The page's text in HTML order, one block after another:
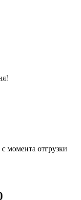
момента отгрузки